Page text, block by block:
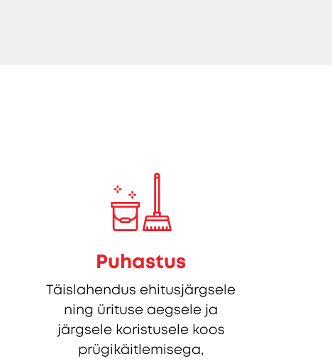
Puhastus
Täislahendus ehitusjärgsele
ning ürituse aegsele ja
järgsele koristusele koos
prügikäitlemisega,